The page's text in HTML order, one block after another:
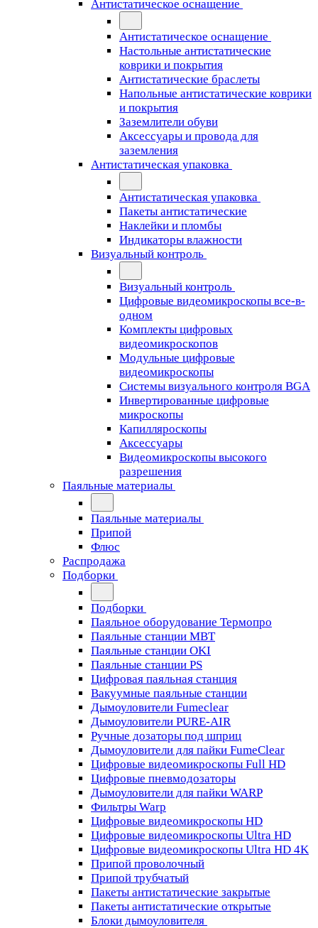
Антистатическое оснащение
Антистатическое оснащение
Настольные антистатические
коврики и покрытия
Антистатические браслеты
Напольные антистатические коврики
и покрытия
Заземлители обуви
Аксессуары и провода для
заземления
Антистатическая упаковка
Антистатическая упаковка
Пакеты антистатические
Наклейки и пломбы
Индикаторы влажности
Визуальный контроль
Визуальный контроль
Цифровые видеомикроскопы все-в-
одном
Комплекты цифровых
видеомикроскопов
Модульные цифровые
видеомикроскопы
Cистемы визуального контроля BGA
Инвертированные цифровые
микроскопы
Капилляроскопы
Аксессуары
Видеомикроскопы высокого
разрешения
Паяльные материалы
Паяльные материалы
Припой
Флюс
Распродажа
Подборки
Подборки
Паяльное оборудование Термопро
Паяльные станции MBT
Паяльные станции OKI
Паяльные станции PS
Цифровая паяльная станция
Вакуумные паяльные станции
Дымоуловители Fumeclear
Дымоуловители PURE-AIR
Ручные дозаторы под шприц
Дымоуловители для пайки FumeClear
Цифровые видеомикроскопы Full HD
Цифровые пневмодозаторы
Дымоуловители для пайки WARP
Фильтры Warp
Цифровые видеомикроскопы HD
Цифровые видеомикроскопы Ultra HD
Цифровые видеомикроскопы Ultra HD 4K
Припой проволочный
Припой трубчатый
Пакеты антистатические закрытые
Пакеты антистатические открытые
Блоки дымоуловителя